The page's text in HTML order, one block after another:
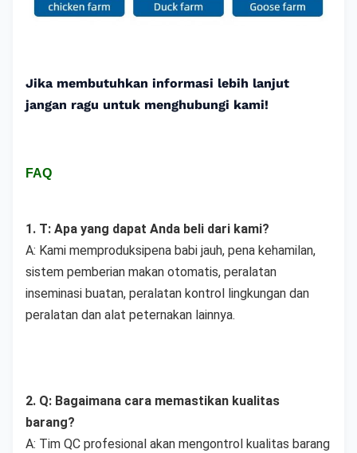
Jika membutuhkan informasi lebih lanjut
jangan ragu untuk menghubungi kami!
FAQ
1. T: Apa yang dapat Anda beli dari kami?
A: Kami memproduksipena babi jauh, pena kehamilan,
sistem pemberian makan otomatis, peralatan
inseminasi buatan, peralatan kontrol lingkungan dan
peralatan dan alat peternakan lainnya.
2. Q: Bagaimana cara memastikan kualitas
barang?
A: Tim QC profesional akan mengontrol kualitas barang